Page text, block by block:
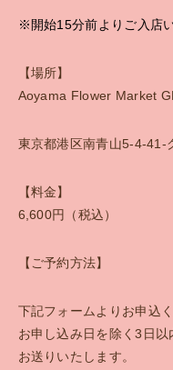
※開始15分前よりご入店
【場所】
Aoyama Flower Market
東京都港区南青山5-4-41-
【料金】
6,600円（税込）
【ご予約方法】
下記フォームよりお申込く
お申し込み日を除く3日
お送りいたします。